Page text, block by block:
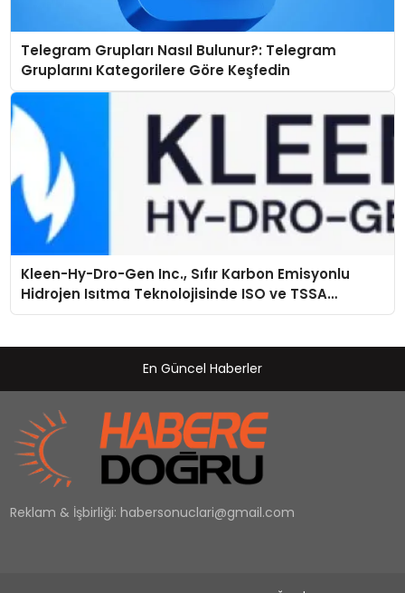
Telegram Grupları Nasıl Bulunur?: Telegram
Gruplarını Kategorilere Göre Keşfedin
Kleen-Hy-Dro-Gen Inc., Sıfır Karbon Emisyonlu
Hidrojen Isıtma Teknolojisinde ISO ve TSSA
Düzenleyici Onaylarını Aldı
En Güncel Haberler
Reklam & İşbirliği: habersonuclari@gmail.com